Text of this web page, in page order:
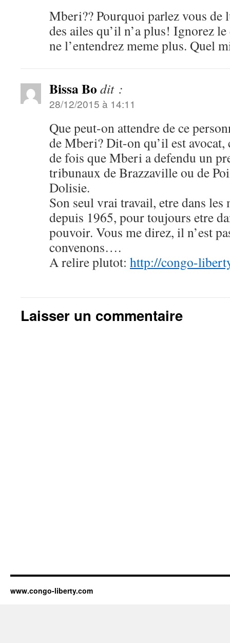
Mberi?? Pourquoi parlez vous de
des ailes qu’il n’a plus! Ignorez
ne l’entendrez meme plus. Quel
Bissa Bo dit :
28/12/2015 à 14:11
Que peut-on attendre de ce
de Mberi? Dit-on qu’il est
de fois que Mberi a defendu un
tribunaux de Brazzaville ou de
Dolisie.
Son seul vrai travail, etre dans
depuis 1965, pour toujours etre
pouvoir. Vous me direz, il n’est
convenons….
A relire plutot: http://congo-
Laisser un commentaire
www.congo-liberty.com